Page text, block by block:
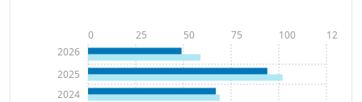
2024
2025
2026
0 25 50 75 100 125